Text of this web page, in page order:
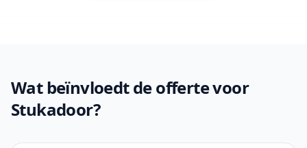
Wat beïnvloedt de offerte voor
Stukadoor?